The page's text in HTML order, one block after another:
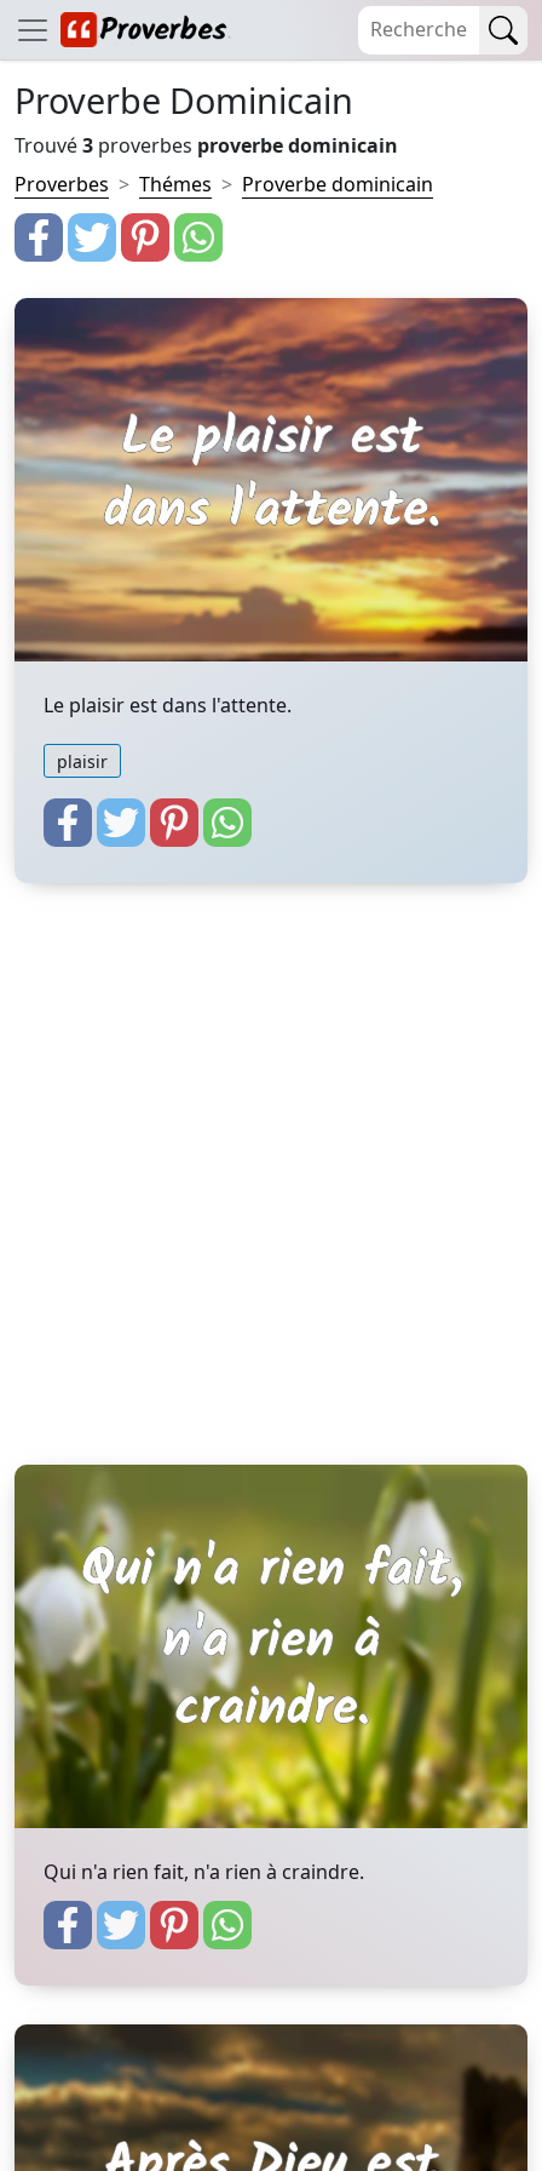
Proverbe Dominicain
Trouvé3 proverbes proverbe dominicain
Proverbes
Thémes Proverbe dominicain
Le plaisir est dans l'attente.
plaisir
Qui n'a rien fait, n'a rien à craindre.